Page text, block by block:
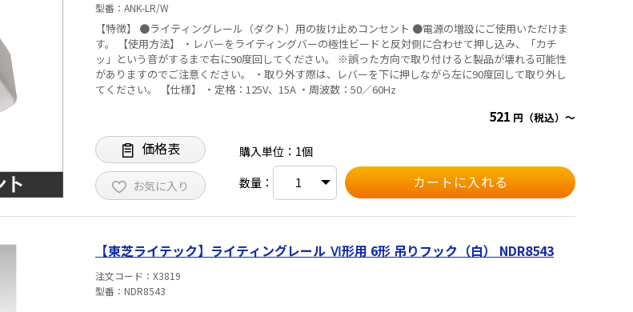
型番
ANK-LR/W
【特徴】 ●ライティングレール（ダクト）用の抜け止めコンセント ●電源の増設にご使用いただけま
す。 【使用方法】 ・レバーをライティングバーの極性ビードと反対側に合わせて押し込み、「カチ
ッ」という音がするまで右に90度回してください。 ※誤った方向で取り付けると製品が壊れる可能性
がありますのでご注意ください。 ・取り外す際は、レバーを下に押しながら左に90度回して取り外し
てください。 【仕様】 ・定格：125V、15A ・周波数：50／60Hz
521 円（税込）～
価格表
お気に入り
購入単位：1個
数量：
【東芝ライテック】ライティングレール Ⅵ形用 6形 吊りフック（白） NDR8543
注文コード
X3819
型番
NDR8543